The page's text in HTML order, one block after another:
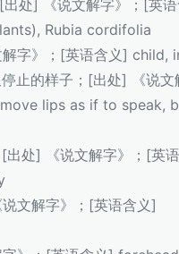
Rubia cordifolia
字》；[英语含义] child,
止的样子；[出处] 《说文
lips as if to speak,
处] 《说文解字》；[英
文解字》；[英语含义]